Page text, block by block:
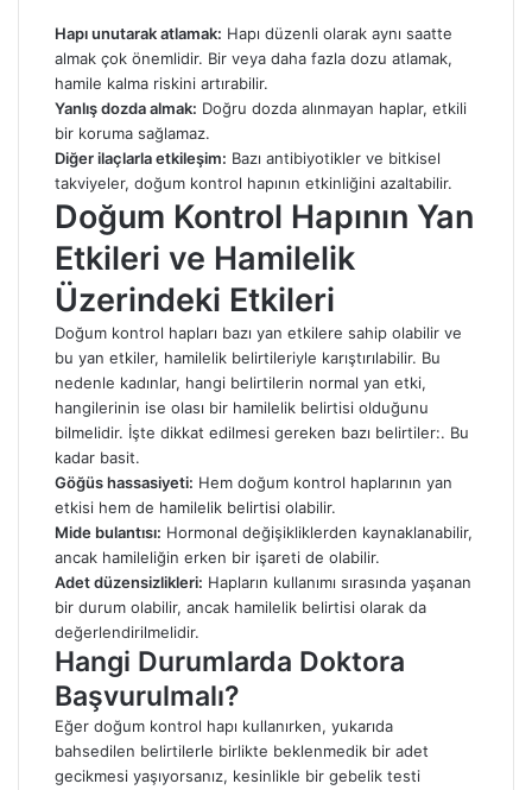
Hapı unutarak atlamak: Hapı düzenli olarak aynı saatte
almak çok önemlidir. Bir veya daha fazla dozu atlamak,
hamile kalma riskini artırabilir.
Yanlış dozda almak: Doğru dozda alınmayan haplar, etkili
bir koruma sağlamaz.
Diğer ilaçlarla etkileşim: Bazı antibiyotikler ve bitkisel
takviyeler, doğum kontrol hapının etkinliğini azaltabilir.
Doğum Kontrol Hapının Yan
Etkileri ve Hamilelik
Üzerindeki Etkileri
Doğum kontrol hapları bazı yan etkilere sahip olabilir ve
bu yan etkiler, hamilelik belirtileriyle karıştırılabilir. Bu
nedenle kadınlar, hangi belirtilerin normal yan etki,
hangilerinin ise olası bir hamilelik belirtisi olduğunu
bilmelidir. İşte dikkat edilmesi gereken bazı belirtiler:. Bu
kadar basit.
Göğüs hassasiyeti: Hem doğum kontrol haplarının yan
etkisi hem de hamilelik belirtisi olabilir.
Mide bulantısı: Hormonal değişikliklerden kaynaklanabilir,
ancak hamileliğin erken bir işareti de olabilir.
Adet düzensizlikleri: Hapların kullanımı sırasında yaşanan
bir durum olabilir, ancak hamilelik belirtisi olarak da
değerlendirilmelidir.
Hangi Durumlarda Doktora
Başvurulmalı?
Eğer doğum kontrol hapı kullanırken, yukarıda
bahsedilen belirtilerle birlikte beklenmedik bir adet
gecikmesi yaşıyorsanız, kesinlikle bir gebelik testi